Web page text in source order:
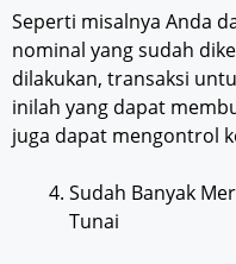
Seperti misalnya Anda
nominal yang sudah
dilakukan, transaksi
inilah yang dapat
juga dapat mengontrol
Sudah Banyak
Tunai